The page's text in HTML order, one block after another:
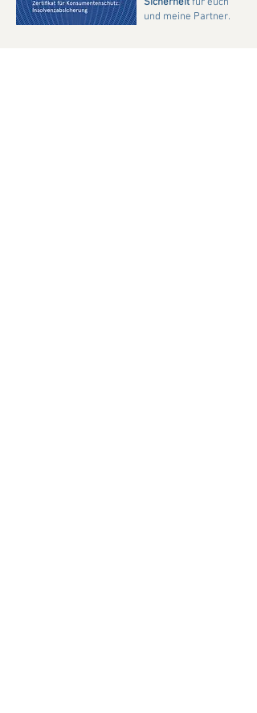
Sicherheitfür euch
und meine Partner.